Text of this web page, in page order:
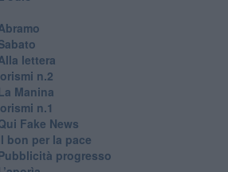
lettera
n.2
Manina
n.1
Fake News
bon per la pace
progresso